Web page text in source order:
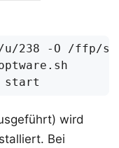
wird
Bei